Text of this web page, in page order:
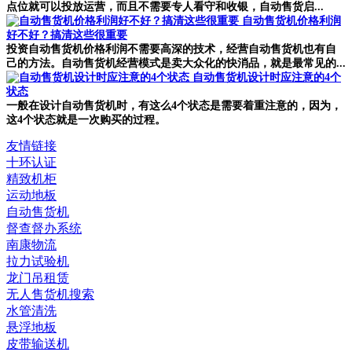
点位就可以投放运营，而且不需要专人看守和收银，自动售货启...
自动售货机价格利润
好不好？搞清这些很重要
投资自动售货机价格利润不需要高深的技术，经营自动售货机也有自
己的方法。自动售货机经营模式是卖大众化的快消品，就是最常见的...
自动售货机设计时应注意的4个
状态
一般在设计自动售货机时，有这么4个状态是需要着重注意的，因为，
这4个状态就是一次购买的过程。
友情链接
十环认证
精致机柜
运动地板
自动售货机
督查督办系统
南康物流
拉力试验机
龙门吊租赁
无人售货机搜索
水管清洗
悬浮地板
皮带输送机